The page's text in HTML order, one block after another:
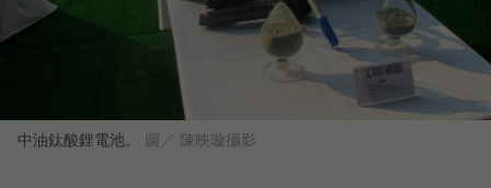
中油鈦酸鋰電池。 圖／ 陳映璇攝影